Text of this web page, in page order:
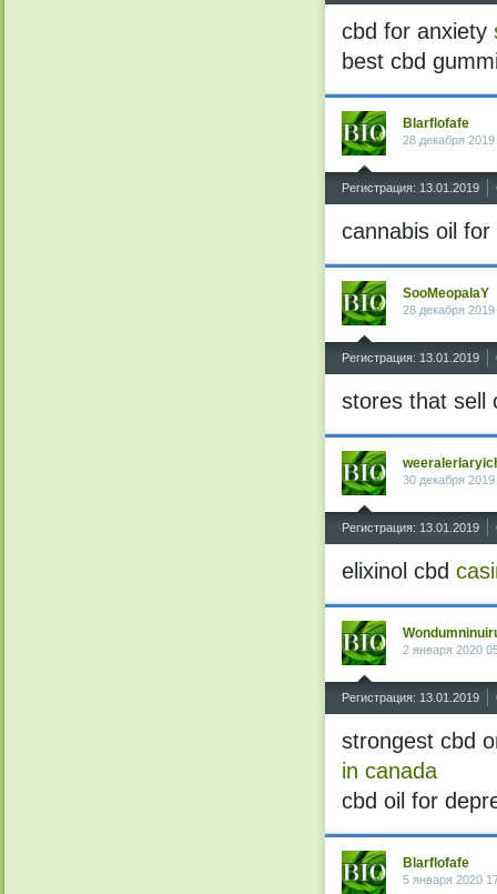
cbd for anxiety
best cbd
Blarflofafe
28 декабря
Регистрация: 13.01.2019
cannabis oil
SooMeopalaY
28 декабря
Регистрация: 13.01.2019
stores that sell
30 декабря
Регистрация: 13.01.2019
elixinol cbd
2 января 2020
Регистрация: 13.01.2019
strongest cbd
in canada
cbd oil for
Blarflofafe
5 января 2020